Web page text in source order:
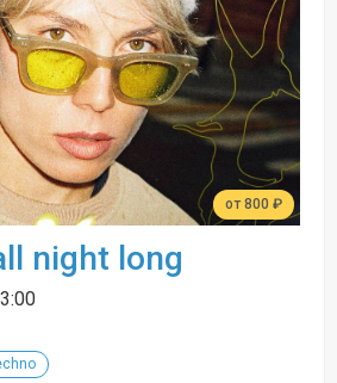
от 800 ₽
night long